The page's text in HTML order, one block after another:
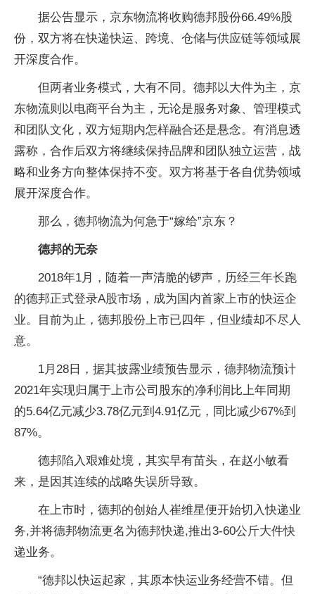
据公告显示，京东物流将收购德邦股份66.49%股
份，双方将在快递快运、跨境、仓储与供应链等领域展
开深度合作。
但两者业务模式，大有不同。德邦以大件为主，京
东物流则以电商平台为主，无论是服务对象、管理模式
和团队文化，双方短期内怎样融合还是悬念。有消息透
露称，合作后双方将继续保持品牌和团队独立运营，战
略和业务方向整体保持不变。双方将基于各自优势领域
展开深度合作。
那么，德邦物流为何急于“嫁给”京东？
德邦的无奈
2018年1月，随着一声清脆的锣声，历经三年长跑
的德邦正式登录A股市场，成为国内首家上市的快运企
业。目前为止，德邦股份上市已四年，但业绩却不尽人
意。
1月28日，据其披露业绩预告显示，德邦物流预计
2021年实现归属于上市公司股东的净利润比上年同期
的5.64亿元减少3.78亿元到4.91亿元，同比减少67%到
87%。
德邦陷入艰难处境，其实早有苗头，在赵小敏看
来，是因其连续的战略失误所导致。
在上市时，德邦的创始人崔维星便开始切入快递业
务,并将德邦物流更名为德邦快递,推出3-60公斤大件快
递业务。
“德邦以快运起家，其原本快运业务经营不错。但